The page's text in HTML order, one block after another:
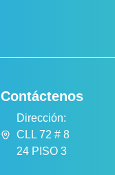
Contáctenos
Dirección:
CLL 72 # 8
24 PISO 3